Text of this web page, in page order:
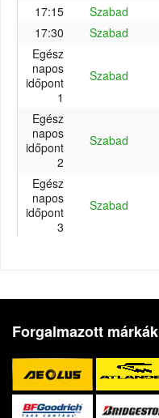
17:15
Szabad
17:30
Szabad
Egész
napos
időpont
1
Szabad
Egész
napos
időpont
2
Szabad
Egész
napos
időpont
3
Szabad
Forgalmazott márkák